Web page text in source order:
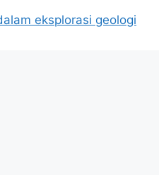
eksplorasi geologi